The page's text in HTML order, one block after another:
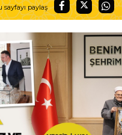
sayfayı paylaş